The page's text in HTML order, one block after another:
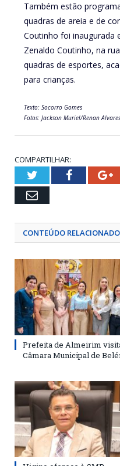
Também estão
quadras de areia e de
Coutinho foi inaugurada
Zenaldo Coutinho, na
quadras de esportes,
para crianças.
Texto: Socorro Gomes
Fotos: Jackson Muriel/Renan
COMPARTILHAR:
TwitterFacebook
Email
CONTEÚDO RELACIONADO
Prefeita de Almeirim
Câmara Municipal de